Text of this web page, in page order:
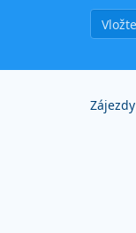
Zájezdy